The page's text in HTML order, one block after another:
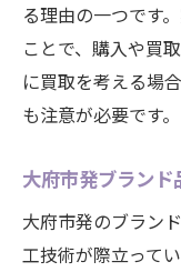
る理由の一つです
ことで、購入や買
に買取を考える場
も注意が必要です。
大府市発ブランド
大府市発のブラン
工技術が際立って